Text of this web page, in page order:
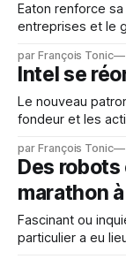
Eaton renforce
entreprises et le
fonctionnement sur
de prises FR, DIN/
par François Tonic
Intel se
Le nouveau
fondeur et les
responsables et
directement à la direction
problème, Lip-Bu
par François Tonic
Des
marathon
Fascinant ou
particulier a eu